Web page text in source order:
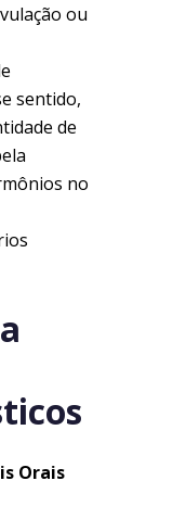
ou
sentido,
de
no
Orais